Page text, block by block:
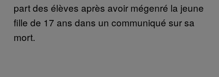
part des élèves après avoir mégenré la jeune
fille de 17 ans dans un communiqué sur sa
mort.